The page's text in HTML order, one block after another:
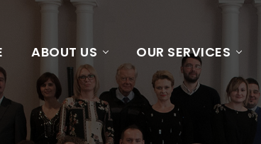
ABOUT US OUR SERVICES